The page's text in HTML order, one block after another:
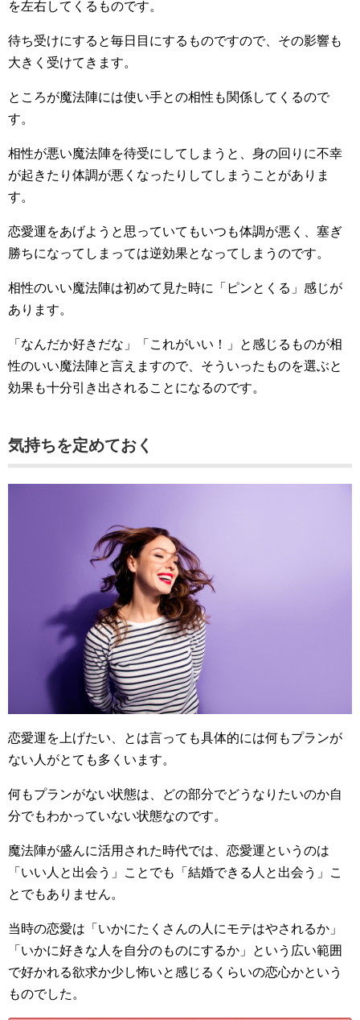
を左右してくるものです。
待ち受けにすると毎日目にするものですので、その影響も
大きく受けてきます。
ところが魔法陣には使い手との相性も関係してくるので
す。
相性が悪い魔法陣を待受にしてしまうと、身の回りに不幸
が起きたり体調が悪くなったりしてしまうことがありま
す。
恋愛運をあげようと思っていてもいつも体調が悪く、塞ぎ
勝ちになってしまっては逆効果となってしまうのです。
相性のいい魔法陣は初めて見た時に「ピンとくる」感じが
あります。
「なんだか好きだな」「これがいい！」と感じるものが相
性のいい魔法陣と言えますので、そういったものを選ぶと
効果も十分引き出されることになるのです。
気持ちを定めておく
恋愛運を上げたい、とは言っても具体的には何もプランが
ない人がとても多くいます。
何もプランがない状態は、どの部分でどうなりたいのか自
分でもわかっていない状態なのです。
魔法陣が盛んに活用された時代では、恋愛運というのは
「いい人と出会う」ことでも「結婚できる人と出会う」こ
とでもありません。
当時の恋愛は「いかにたくさんの人にモテはやされるか」
「いかに好きな人を自分のものにするか」という広い範囲
で好かれる欲求か少し怖いと感じるくらいの恋心かという
ものでした。